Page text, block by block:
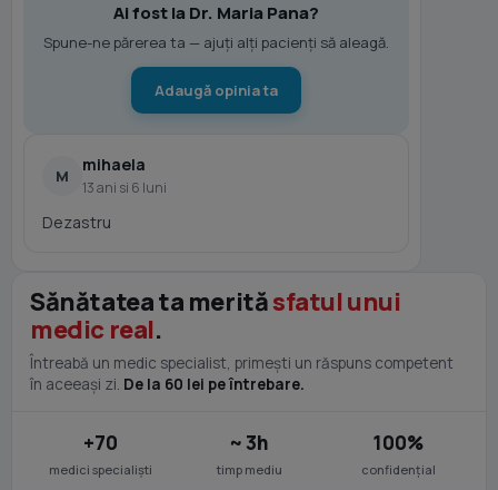
Ai fost la Dr. Maria Pana?
Spune-ne părerea ta — ajuți alți pacienți să aleagă.
Adaugă opinia ta
M
mihaela
13 ani si 6 luni
Dezastru
Sănătatea ta merităsfatul unui
medic real.
Întreabă un medic specialist, primești un răspuns competent
în aceeași zi. De la 60 lei pe întrebare.
+70
medici specialiști
~ 3h
timp mediu
100%
confidențial